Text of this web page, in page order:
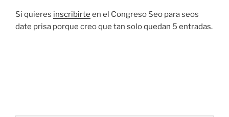
Si quieres inscribirte en el Congreso Seo para seos
date prisa porque creo que tan solo quedan 5 entradas.